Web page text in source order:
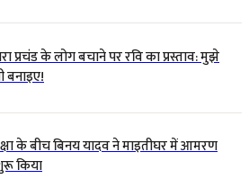
प्रचंड के लोग बचाने पर रवि का प्रस्ताव: मुझे
बनाइए!
के बीच बिनय यादव ने माइतीघर में आमरण
किया